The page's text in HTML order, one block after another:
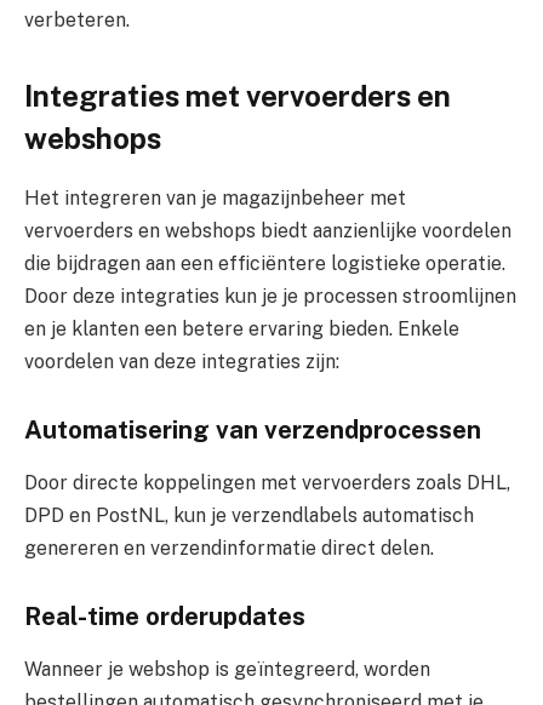
verbeteren.
Integraties met vervoerders en
webshops
Het integreren van je magazijnbeheer met
vervoerders en webshops biedt aanzienlijke voordelen
die bijdragen aan een efficiëntere logistieke operatie.
Door deze integraties kun je je processen stroomlijnen
en je klanten een betere ervaring bieden. Enkele
voordelen van deze integraties zijn:
Automatisering van verzendprocessen
Door directe koppelingen met vervoerders zoals DHL,
DPD en PostNL, kun je verzendlabels automatisch
genereren en verzendinformatie direct delen.
Real-time orderupdates
Wanneer je webshop is geïntegreerd, worden